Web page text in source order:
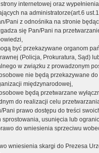
internetowej oraz
na administratorze(art.6
Pani z odnośnika na stronie
się Pan/Pani na
być przekazywane organom
(Policja, Prokuratura, Sąd)
w związku z prowadzonym
nie będą przekazywane
międzynarodowej,
będą przetwarzane
do realizacji celu
Pani prawo dostępu do treści
sprostowania, usunięcia lub
do wniesienia sprzeciwu
wniesienia skargi do Prezesa